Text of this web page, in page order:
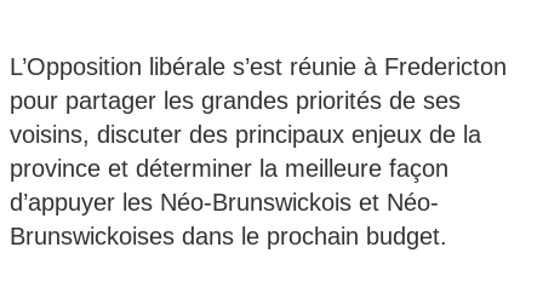
L’Opposition libérale s’est réunie à Fredericton
pour partager les grandes priorités de ses
voisins, discuter des principaux enjeux de la
province et déterminer la meilleure façon
d’appuyer les Néo-Brunswickois et Néo-
Brunswickoises dans le prochain budget.